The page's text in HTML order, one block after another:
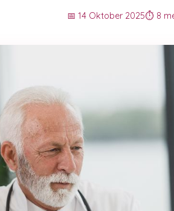
📅 14 Oktober 2025⏱️ 8